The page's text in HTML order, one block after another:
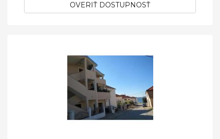
OVERIŤ DOSTUPNOSŤ